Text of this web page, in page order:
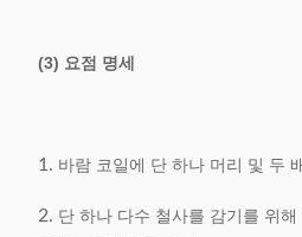
(3) 요점 명세
1. 바람 코일에 단 하나 머리 및 두
2. 단 하나 다수 철사를 감기를 위